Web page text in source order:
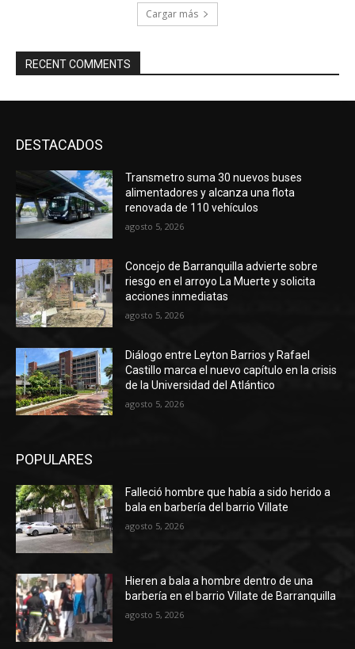
Cargar más
RECENT COMMENTS
DESTACADOS
Transmetro suma 30 nuevos buses
alimentadores y alcanza una flota
renovada de 110 vehículos
agosto 5, 2026
Concejo de Barranquilla advierte sobre
riesgo en el arroyo La Muerte y solicita
acciones inmediatas
agosto 5, 2026
Diálogo entre Leyton Barrios y Rafael
Castillo marca el nuevo capítulo en la crisis
de la Universidad del Atlántico
agosto 5, 2026
POPULARES
Falleció hombre que había a sido herido a
bala en barbería del barrio Villate
agosto 5, 2026
Hieren a bala a hombre dentro de una
barbería en el barrio Villate de Barranquilla
agosto 5, 2026